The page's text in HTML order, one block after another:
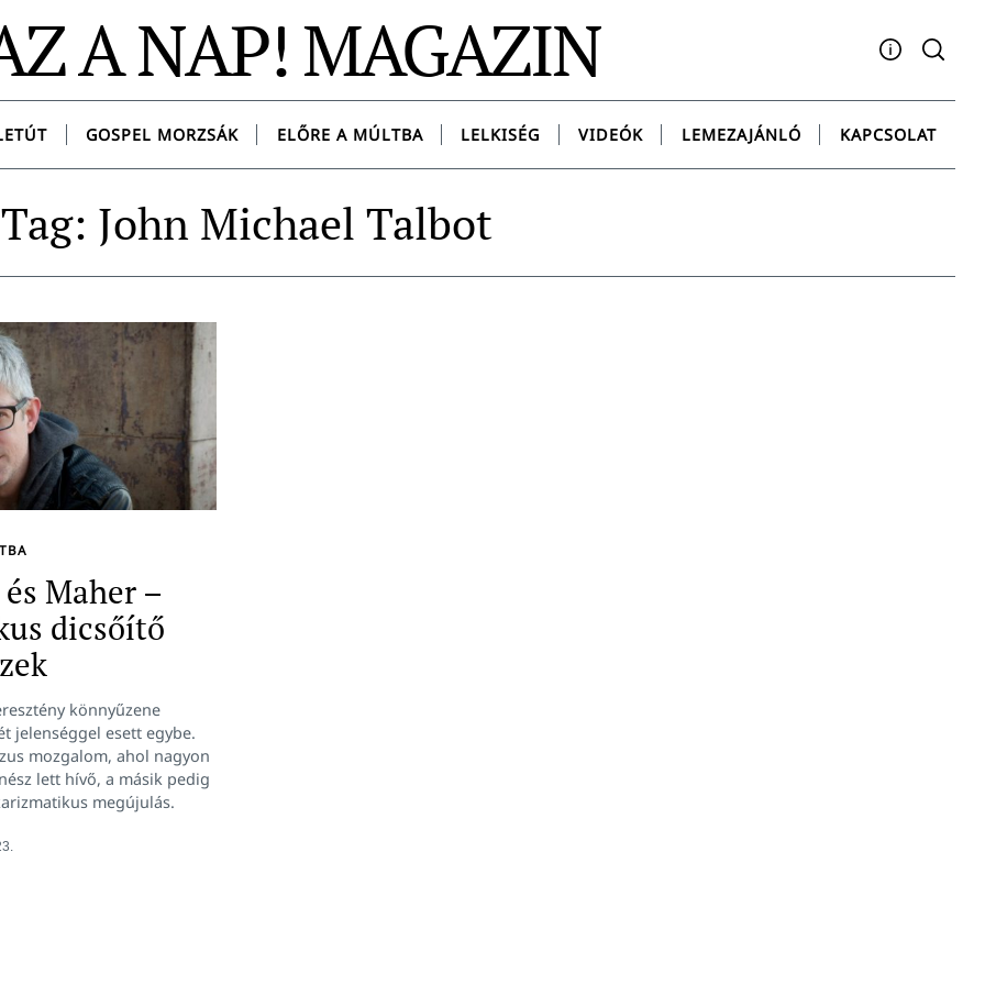
A NAP! MAGAZIN
Facebook
YouTubeInstagram
TwitterSpotify
GOSPEL MORZSÁK ELŐRE A MÚLTBA LELKISÉG VIDEÓK LEMEZAJÁNLÓ KAPCSOLAT
Tag: John Michael Talbot
Maher –
dicsőítő
könnyűzene
jelenséggel esett egybe.
mozgalom, ahol nagyon
lett hívő, a másik pedig
megújulás.